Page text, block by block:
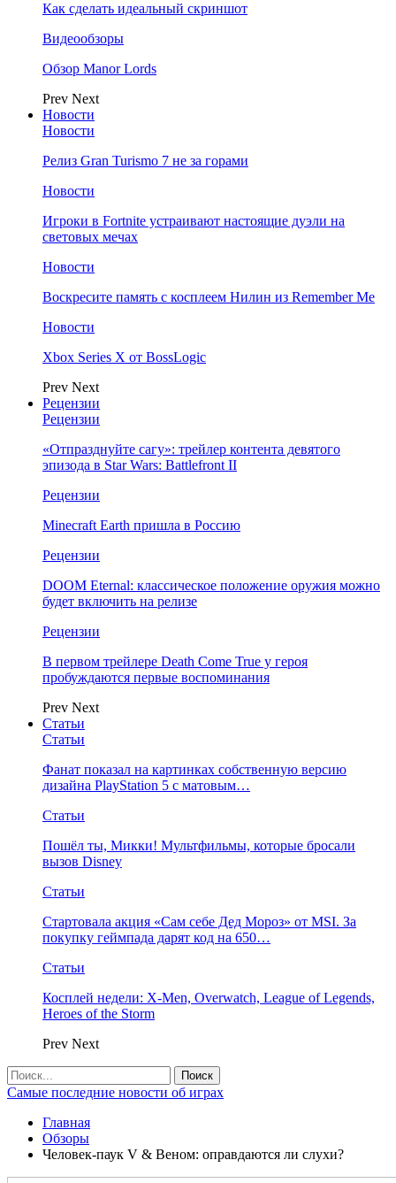
Как сделать идеальный скриншот
Видеообзоры
Обзор Manor Lords
Prev Next
Новости
Новости
Релиз Gran Turismo 7 не за горами
Новости
Игроки в Fortnite устраивают настоящие дуэли на
световых мечах
Новости
Воскресите память с косплеем Нилин из Remember Me
Новости
Xbox Series X от BossLogic
Prev Next
Рецензии
Рецензии
«Отпразднуйте сагу»: трейлер контента девятого
эпизода в Star Wars: Battlefront II
Рецензии
Minecraft Earth пришла в Россию
Рецензии
DOOM Eternal: классическое положение оружия можно
будет включить на релизе
Рецензии
В первом трейлере Death Come True у героя
пробуждаются первые воспоминания
Prev Next
Статьи
Статьи
Фанат показал на картинках собственную версию
дизайна PlayStation 5 с матовым…
Статьи
Пошёл ты, Микки! Мультфильмы, которые бросали
вызов Disney
Статьи
Стартовала акция «Сам себе Дед Мороз» от MSI. За
покупку геймпада дарят код на 650…
Статьи
Косплей недели: X-Men, Overwatch, League of Legends,
Heroes of the Storm
Prev Next
Самые последние новости об играх
Главная
Обзоры
Человек-паук V & Веном: оправдаются ли слухи?